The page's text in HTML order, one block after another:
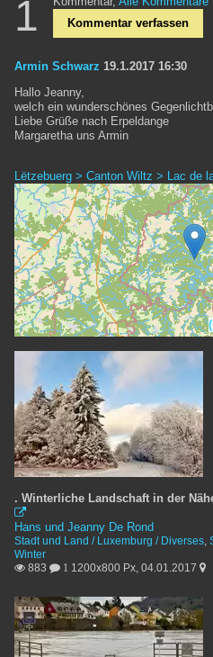
1
Kommentar verfassen
Armin Schwarz 19.1.2017 16:30
Hallo Jeanny,
welch ein wunderschönes
Liebe Grüße nach Erpeldange
Margaretha uns Armin
Lëtzebuerg > Canton Wiltz > Lac de
. Winterliche Landschaft in der

Hans und Jeanny De Rond
Stadt und Land / Luxemburg / Diverses,
Winter
 883  1 1200x800 Px, 04.01.2017 